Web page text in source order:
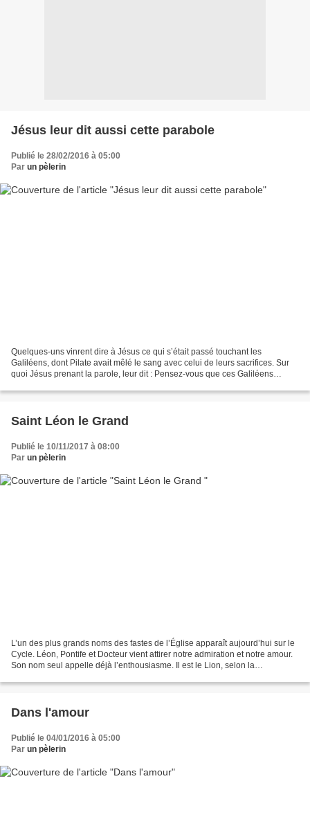
Jésus leur dit aussi cette parabole
Publié le 28/02/2016 à 05:00
Par un pèlerin
Quelques-uns vinrent dire à Jésus ce qui s’était passé touchant les
Galiléens, dont Pilate avait mêlé le sang avec celui de leurs sacrifices. Sur
quoi Jésus prenant la parole, leur dit : Pensez-vous que ces Galiléens
Saint Léon le Grand
Publié le 10/11/2017 à 08:00
Par un pèlerin
L’un des plus grands noms des fastes de l’Église apparaît aujourd’hui sur le
Cycle. Léon, Pontife et Docteur vient attirer notre admiration et notre amour.
Son nom seul appelle déjà l’enthousiasme. Il est le Lion, selon la
Dans l'amour
Publié le 04/01/2016 à 05:00
Par un pèlerin